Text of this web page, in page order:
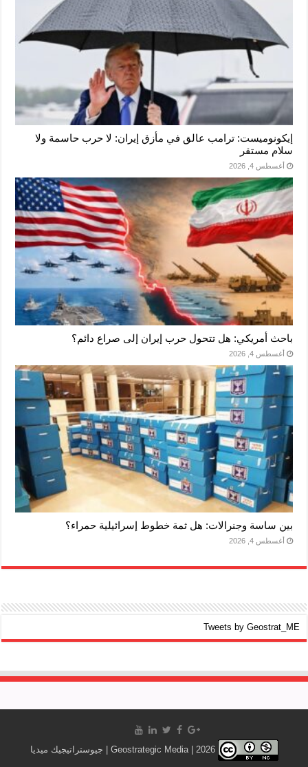
إيكونوميست: ترامب عالق في مأزق إيران: لا حرب حاسمة ولا
سلام مستقر
أغسطس 4, 2026
باحث أمريكي: هل تتحول حرب إيران إلى صراع دائم؟
أغسطس 4, 2026
بين ساسة وجنرالات: هل ثمة خطوط إسرائيلية حمراء؟
أغسطس 4, 2026
Tweets by Geostrat_ME
Geostrategic Media | 2026 | جيوستراتيجيك ميديا